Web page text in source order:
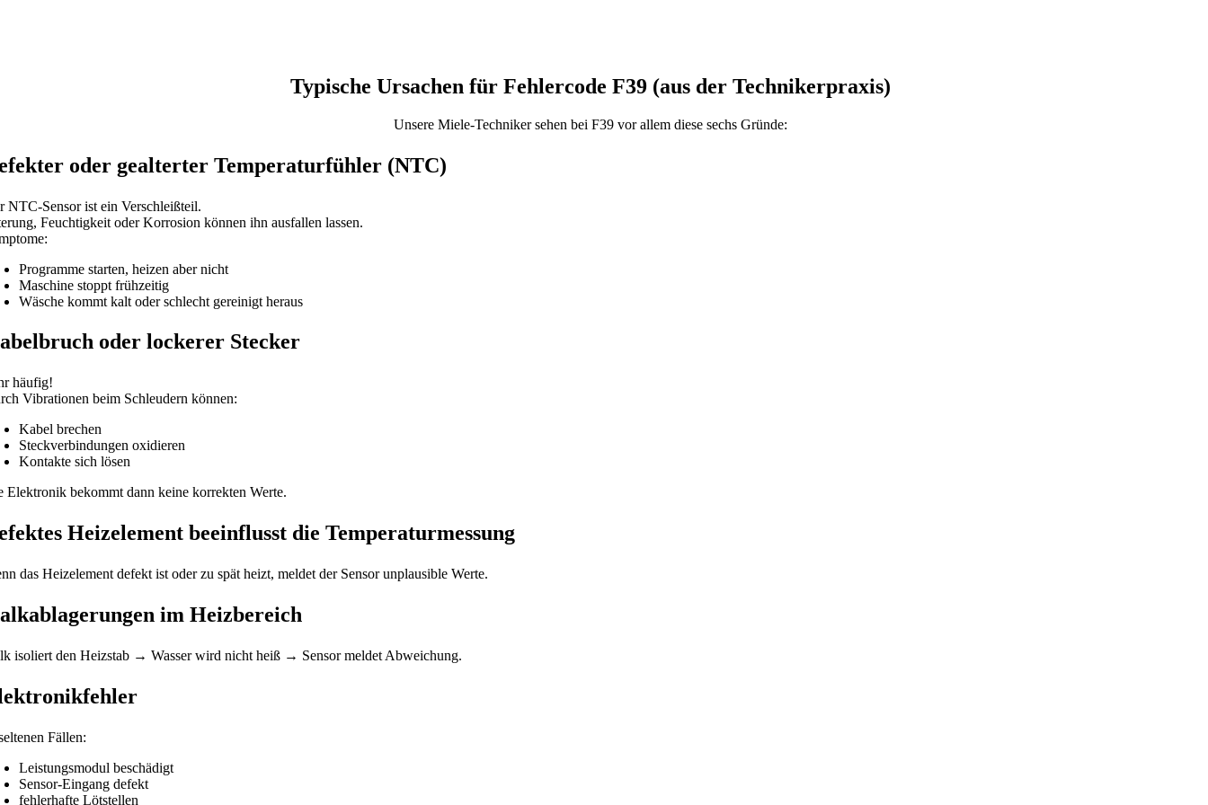
Typische Ursachen für Fehlercode F39 (aus der Technikerpraxis)
Unsere Miele-Techniker sehen bei F39 vor allem diese sechs Gründe:
oder gealterter Temperaturfühler (NTC)
NTC-Sensor ist ein Verschleißteil.
Feuchtigkeit oder Korrosion können ihn ausfallen lassen.
Programme starten, heizen aber nicht
Maschine stoppt frühzeitig
Wäsche kommt kalt oder schlecht gereinigt heraus
oder lockerer Stecker
häufig!
Vibrationen beim Schleudern können:
Kabel brechen
Steckverbindungen oxidieren
Kontakte sich lösen
Elektronik bekommt dann keine korrekten Werte.
Heizelement beeinflusst die Temperaturmessung
das Heizelement defekt ist oder zu spät heizt, meldet der Sensor unplausible Werte.
im Heizbereich
isoliert den Heizstab → Wasser wird nicht heiß → Sensor meldet Abweichung.
Fällen:
Leistungsmodul beschädigt
Sensor-Eingang defekt
fehlerhafte Lötstellen